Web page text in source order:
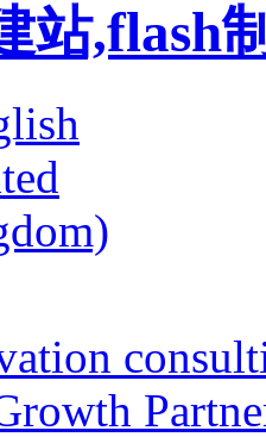
站,flash